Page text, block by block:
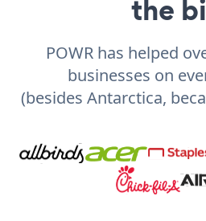
the
POWR has helped
businesses on
(besides Antarctica,